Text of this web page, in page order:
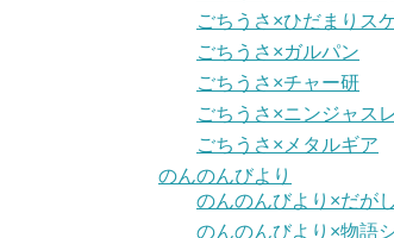
ごちうさ×ひだまりス
ごちうさ×ガルパン
ごちうさ×チャー研
ごちうさ×ニンジャス
ごちうさ×メタルギア
のんのんびより
のんのんびより×だが
のんのんびより×物語